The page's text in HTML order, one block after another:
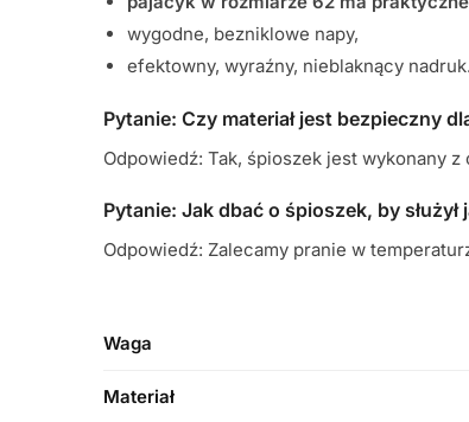
wygodne, bezniklowe napy,
efektowny, wyraźny, nieblaknący nadruk.
Pytanie: Czy materiał jest bezpieczny
Odpowiedź: Tak, śpioszek jest wykonany
Pytanie: Jak dbać o śpioszek, by służył
Odpowiedź: Zalecamy pranie w
Waga
Materiał